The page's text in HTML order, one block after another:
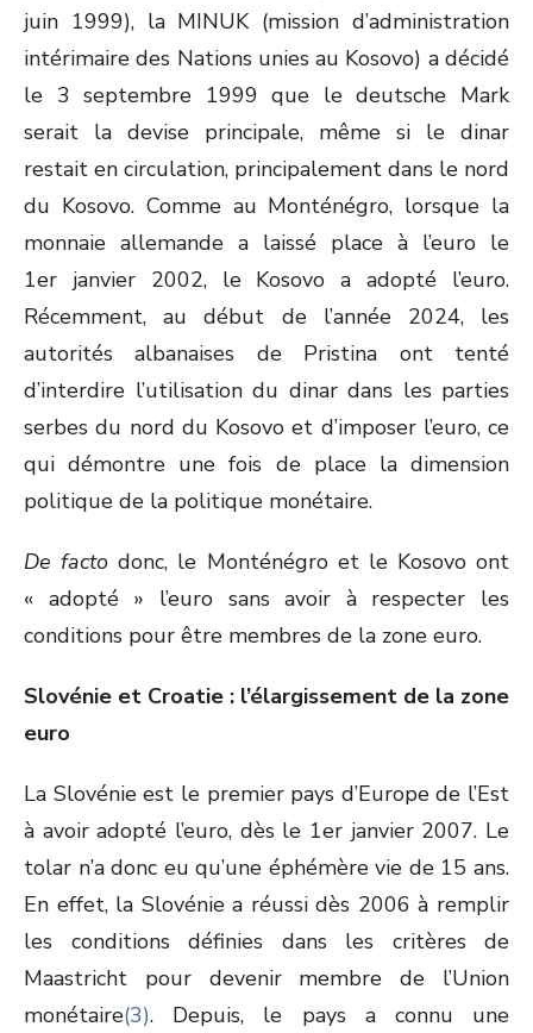
juin 1999), la MINUK (mission d’administration
intérimaire des Nations unies au Kosovo) a décidé
le 3 septembre 1999 que le deutsche Mark
serait la devise principale, même si le dinar
restait en circulation, principalement dans le nord
du Kosovo. Comme au Monténégro, lorsque la
monnaie allemande a laissé place à l’euro le
1er janvier 2002, le Kosovo a adopté l’euro.
Récemment, au début de l’année 2024, les
autorités albanaises de Pristina ont tenté
d’interdire l’utilisation du dinar dans les parties
serbes du nord du Kosovo et d’imposer l’euro, ce
qui démontre une fois de place la dimension
politique de la politique monétaire.
De facto donc, le Monténégro et le Kosovo ont
« adopté » l’euro sans avoir à respecter les
conditions pour être membres de la zone euro.
Slovénie et Croatie : l’élargissement de la zone
euro
La Slovénie est le premier pays d’Europe de l’Est
à avoir adopté l’euro, dès le 1er janvier 2007. Le
tolar n’a donc eu qu’une éphémère vie de 15 ans.
En effet, la Slovénie a réussi dès 2006 à remplir
les conditions définies dans les critères de
Maastricht pour devenir membre de l’Union
monétaire(3). Depuis, le pays a connu une